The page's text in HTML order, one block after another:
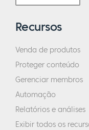
Recursos
Venda de produtos
Proteger conteúdo
Gerenciar membros
Automação
Relatórios e análises
Exibir todos os